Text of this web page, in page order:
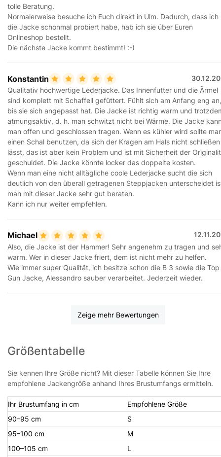
tolle Beratung.
Normalerweise besuche ich Euch direkt in Ulm. Dadurch, dass ich
die Jacke schonmal probiert habe, hab ich sie über Euren
Onlineshop bestellt.
Die nächste Jacke kommt bestimmt! :-)
Konstantin
Qualitativ hochwertige Lederjacke. Das Innenfutter und die Ärmel
sind komplett mit Schaffell gefüttert. Fühlt sich am Anfang eng an,
bis sie sich angepasst hat. Die Jacke ist richtig warm und
atmungsaktiv, d. h. man schwitzt nicht bei Wärme. Die Jacke
man offen und geschlossen tragen. Wenn es kühler wird sollte
einen Schal benutzen, da sich der Kragen am Hals nicht schließen
lässt, das ist aber kein Problem und ist mit Sicherheit der
geschuldet. Die Jacke könnte locker das doppelte kosten.
Wenn man eine nicht alltägliche coole Lederjacke sucht die sich
deutlich von den überall getragenen Steppjacken unterscheidet
man mit dieser Jacke sehr gut beraten.
Kann ich nur weiter empfehlen.
Michael
Also, die Jacke ist der Hammer! Sehr angenehm zu tragen und
warm. Wer in dieser Jacke friert, dem ist nicht mehr zu helfen.
Wie immer super Qualität, ich besitze schon die B 3 sowie die Top
Gun Jacke, Alessandro sauber verarbeitet. Jederzeit wieder.
Zeige mehr Bewertungen
Größentabelle
Sie kennen Ihre Größe nicht? Mit dieser Tabelle können Sie Ihre
empfohlene Jackengröße anhand Ihres Brustumfangs ermitteln.
Ihr Brustumfang in cm
Empfohlene Größe
90–95 cm
S
95–100 cm
M
100–105 cm
L